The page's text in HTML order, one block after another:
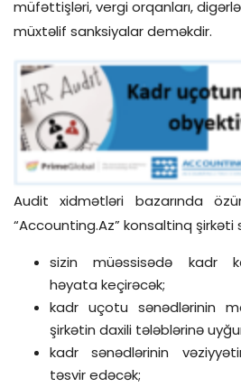
müfəttişləri, vergi orqanları,
müxtəlif sanksiyalar deməkdir.
Audit xidmətləri bazarında
“Accounting.Az” konsaltinq şirkəti
sizin müəssisədə kadr
həyata keçirəcək;
kadr uçotu sənədlərinin
şirkətin daxili tələblərinə
kadr sənədlərinin
təsvir edəcək;